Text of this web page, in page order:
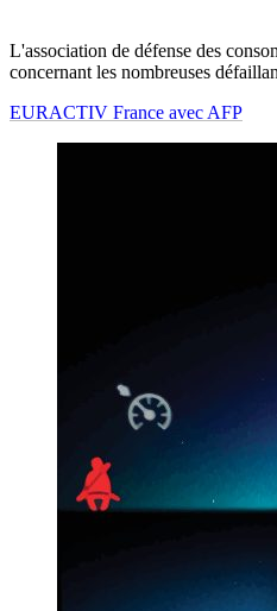
L'association de défense des
concernant les nombreuses
EURACTIV France avec AFP